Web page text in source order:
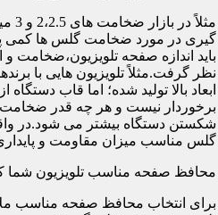
گیری در مورد ضخامت گلس ها کمی
باید اندازه صفحه تلویزیون،ضخامت
نظر گرفت.مثلاً تلویزیون هایی با
ابعاد بالا تولید شده؛ اما قاب
برخوردار نیست و هر چه قدر
شکستن دستگاه بیشتر می شود.در
گلس مناسب میزان مقاومت و
محافظ صفحه مناسب تلویزیون شما
برای انتخاب محافظ صفحه مناسب